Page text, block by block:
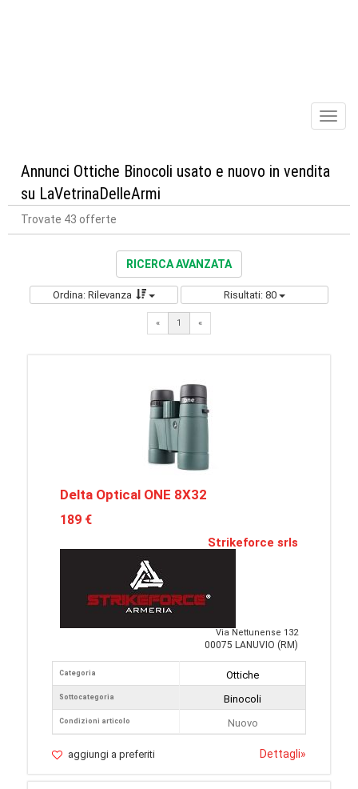
Annunci Ottiche Binocoli usato e nuovo in vendita
su LaVetrinaDelleArmi
Trovate 43 offerte
RICERCA AVANZATA
Ordina: Rilevanza Risultati: 80
« 1 «
Delta Optical ONE 8X32
189 €
Strikeforce srls
Via Nettunense 132
00075 LANUVIO (RM)
Categoria
Sottocategoria
Condizioni articolo
Ottiche
Binocoli
Nuovo
aggiungi a preferiti Dettagli»